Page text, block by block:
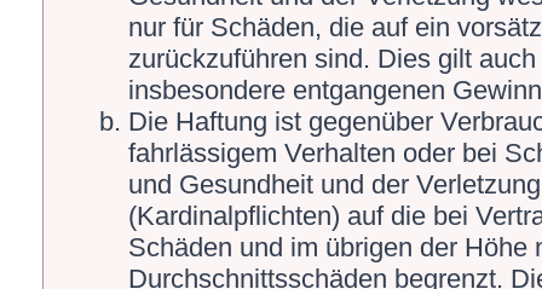
nur für Schäden, die auf ein
zurückzuführen sind. Dies gilt
insbesondere entgangenen
Die Haftung ist gegenüber
fahrlässigem Verhalten oder bei
und Gesundheit und der
(Kardinalpflichten) auf die bei
Schäden und im übrigen der Höhe
Durchschnittsschäden begrenzt.